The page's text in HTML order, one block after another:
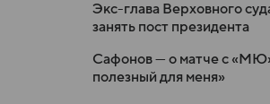
Экс-глава Верховного
занять пост президента
Сафонов — о матче с
полезный для меня»